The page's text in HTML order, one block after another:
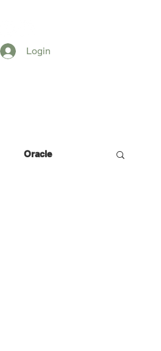
Login
Oracle